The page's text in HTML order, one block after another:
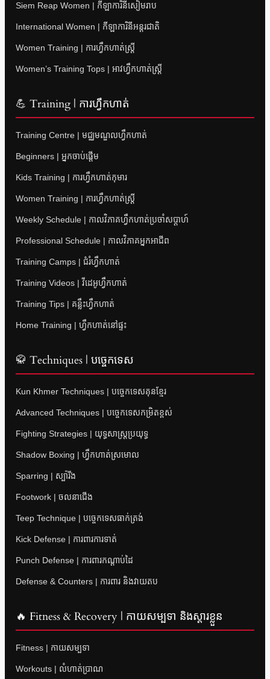
Siem Reap Women | កីឡាការិនីសៀមរាប
International Women | កីឡាការិនីអន្តរជាតិ
Women Training | ការហ្វឹកហាត់ស្ត្រី
Women’s Training Tops | អាវហ្វឹកហាត់ស្ត្រី
💪 Training | ការហ្វឹកហាត់
Training Centre | មជ្ឈមណ្ឌលហ្វឹកហាត់
Beginners | អ្នកចាប់ផ្តើម
Kids Training | ការហ្វឹកហាត់កុមារ
Women Training | ការហ្វឹកហាត់ស្ត្រី
Weekly Schedule | កាលវិភាគហ្វឹកហាត់ប្រចាំសប្តាហ៍
Professional Schedule | កាលវិភាគអ្នកអាជីព
Training Camps | ជំរំហ្វឹកហាត់
Training Videos | វីដេអូហ្វឹកហាត់
Training Tips | គន្លឹះហ្វឹកហាត់
Home Training | ហ្វឹកហាត់នៅផ្ទះ
🥋 Techniques | បច្ចេកទេស
Kun Khmer Techniques | បច្ចេកទេសគុនខ្មែរ
Advanced Techniques | បច្ចេកទេសកម្រិតខ្ពស់
Fighting Strategies | យុទ្ធសាស្ត្រប្រយុទ្ធ
Shadow Boxing | ហ្វឹកហាត់ស្រមោល
Sparring | ស្ប៉ារីង
Footwork | ចលនាជើង
Teep Technique | បច្ចេកទេសធាក់ត្រង់
Kick Defense | ការពារការទាត់
Punch Defense | ការពារកណ្តាប់ដៃ
Defense & Counters | ការពារ និងវាយតប
🔥 Fitness & Recovery | កាយសម្បទា និងស្តារខ្លួន
Fitness | កាយសម្បទា
Workouts | លំហាត់ប្រាណ